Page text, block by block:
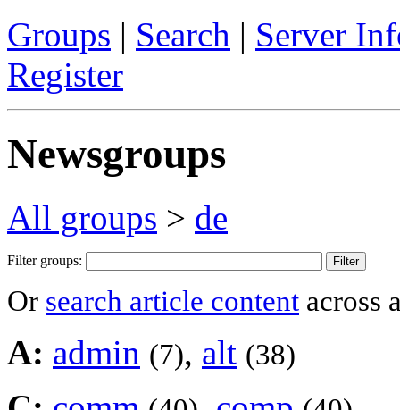
Groups | Search | Server
Register
Newsgroups
All groups > de
Filter groups:
Or search article content across
A: admin (7), alt (38)